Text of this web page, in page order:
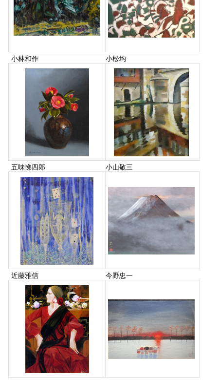
小林和作 小松均
五味悌四郎 小山敬三
近藤雅信 今野忠一